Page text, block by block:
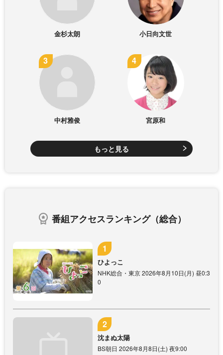
金杉太朗 小日向文世
中村雅俊 宮原和
もっと見る
番組アクセスランキング（総合）
ひよっこ
NHK総合・東京 2026年8月10日(月) 昼0:3
0
沈まぬ太陽
BS朝日 2026年8月8日(土) 夜9:00